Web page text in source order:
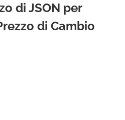
di JSON per
di Cambio